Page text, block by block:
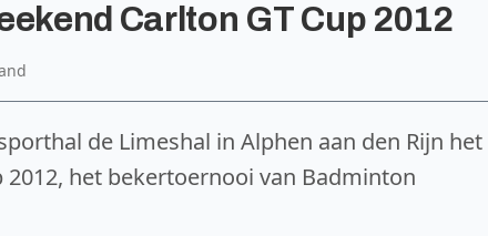
Carlton GT Cup 2012
de Limeshal in Alphen aan den Rijn het
het bekertoernooi van Badminton